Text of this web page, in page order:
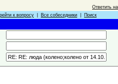
Ответить
к вопросу Все собеседники Поиск